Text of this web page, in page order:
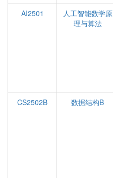
AI2501
人工智能数学原
理与算法
CS2502B
数据结构B